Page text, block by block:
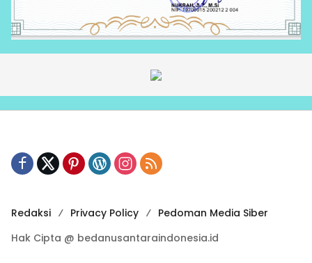
Redaksi Privacy Policy
Pedoman Media Siber
Hak Cipta @ bedanusantaraindonesia.id